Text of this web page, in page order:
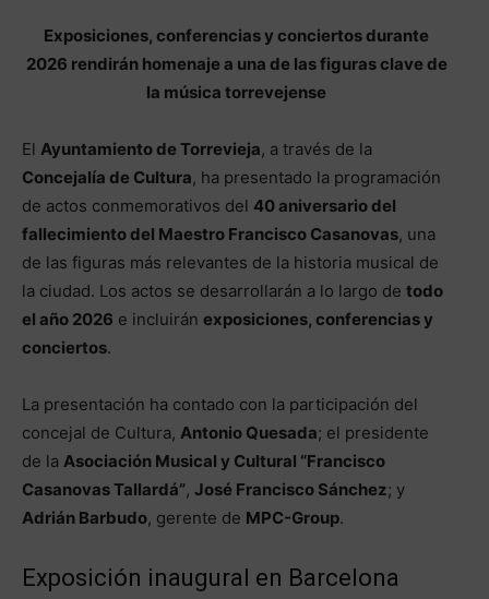
Exposiciones, conferencias y conciertos durante
2026 rendirán homenaje a una de las figuras clave de
la música torrevejense
El Ayuntamiento de Torrevieja, a través de la
Concejalía de Cultura, ha presentado la programación
de actos conmemorativos del 40 aniversario del
fallecimiento del Maestro Francisco Casanovas, una
de las figuras más relevantes de la historia musical de
la ciudad. Los actos se desarrollarán a lo largo de todo
el año 2026 e incluirán exposiciones, conferencias y
conciertos.
La presentación ha contado con la participación del
concejal de Cultura, Antonio Quesada; el presidente
de la Asociación Musical y Cultural “Francisco
Casanovas Tallardá”, José Francisco Sánchez; y
Adrián Barbudo, gerente de MPC-Group.
Exposición inaugural en Barcelona